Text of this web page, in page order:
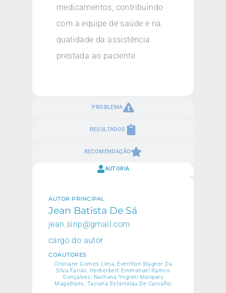
PROBLEMA
RESULTADOS
RECOMENDAÇÃO
medicamentos, contribuindo
com a equipe de saúde e na
qualidade da assistência
prestada ao paciente.
AUTORIA
AUTOR PRINCIPAL
Jean Batista De Sá
jean.sinp@gmail.com
cargo do autor
COAUTORES
Cristiane Gomes Lima, Everthon Wagner Da
Silva Farias, Herberbett Emmanuel Ramos
Gonçalves, Nathana Yngreti Marques
Magalhaes, Taciana Estanislau De Carvalho